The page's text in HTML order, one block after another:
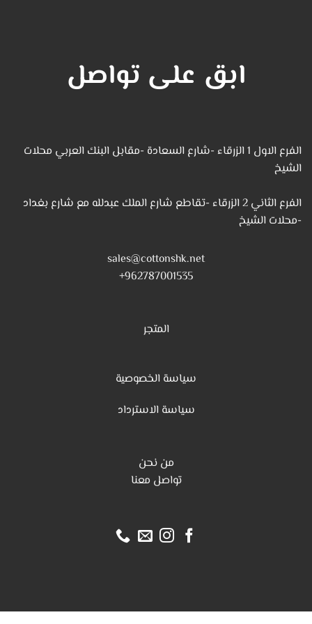
ابق على تواصل
الفرع الاول 1 الزرقاء -شارع السعادة -مقابل البنك العربي محلات
الشيخ
الفرع الثاني 2 الزرقاء -تقاطع شارع الملك عبدلله مع شارع بغداد
-محلات الشيخ
sales@cottonshk.net
962787001535+
المتجر
سياسة الخصوصية
سياسة الاسترداد
من نحن
تواصل معنا